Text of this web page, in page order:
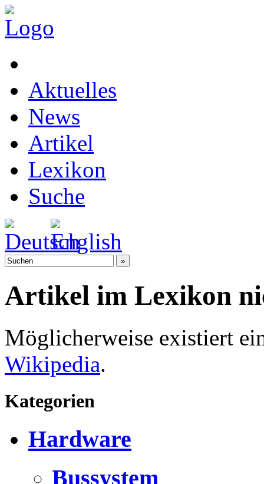
Aktuelles
News
Artikel
Lexikon
Suche
Artikel im Lexikon
Möglicherweise existiert
Wikipedia.
Kategorien
Hardware
Bussystem